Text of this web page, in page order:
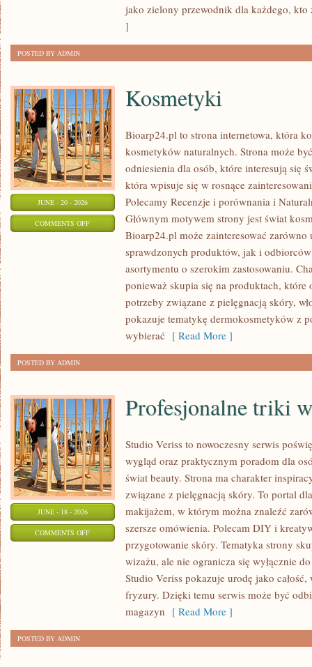
jako zielony przewodnik dla każdego, kto
]
POSTED BY ADMIN
JUNE - 20 - 2026
COMMENTS OFFON
KOSMETYKI
Kosmetyki
Bioarp24.pl to strona internetowa, która
kosmetyków naturalnych. Strona może
odniesienia dla osób, które interesują się
która wpisuje się w rosnące
Polecamy Recenzje i porównania i
Głównym motywem strony jest świat
Bioarp24.pl może zainteresować
sprawdzonych produktów, jak i
asortymentu o szerokim zastosowaniu.
ponieważ skupia się na produktach, które
potrzeby związane z pielęgnacją skóry,
pokazuje tematykę dermokosmetyków z
wybierać [ Read More ]
POSTED BY ADMIN
JUNE - 18 - 2026
COMMENTS OFFON
PROFESJONALNE
WIZAŻYSTÓW
Profesjonalne triki
Studio Veriss to nowoczesny serwis
wygląd oraz praktycznym poradom dla
świat beauty. Strona ma charakter
związane z pielęgnacją skóry. To portal
makijażem, w którym można znaleźć
szersze omówienia. Polecam DIY i
przygotowanie skóry. Tematyka strony
wizażu, ale nie ogranicza się wyłącznie
Studio Veriss pokazuje urodę jako
fryzury. Dzięki temu serwis może być
magazyn [ Read More ]
POSTED BY ADMIN